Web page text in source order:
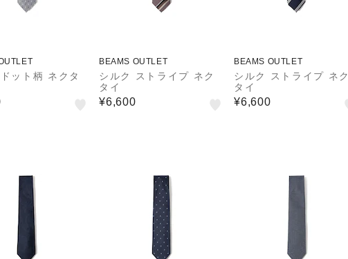
ット柄 ネクタ
BEAMS OUTLET
シルク ストライプ ネク
タイ
¥6,600
BEAMS OUTLET
シルク ストライプ ネク
タイ
¥6,600